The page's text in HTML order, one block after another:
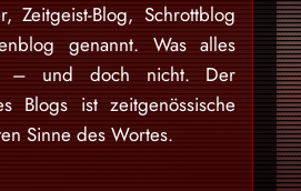
Zeitgeist-Blog, Schrottblog
genannt. Was alles
– und doch nicht. Der
Blogs ist zeitgenössische
Sinne des Wortes.